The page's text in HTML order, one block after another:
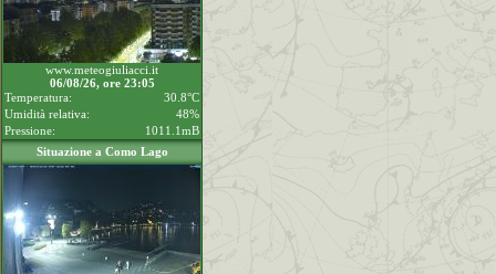
www.meteogiuliacci.it
06/08/26, ore 23:05
Temperatura:
30.8°C
Umidità relativa:
48%
Pressione:
1011.1mB
Situazione a Como Lago